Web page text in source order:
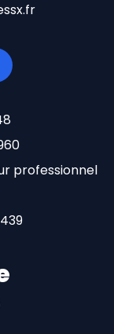
professionnel